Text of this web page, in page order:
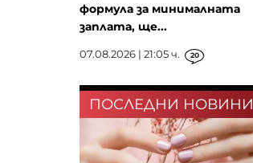
формула за минималната
заплата, ще...
07.08.2026 | 21:05 ч. 20
ПОСЛЕДНИ НОВИНИ